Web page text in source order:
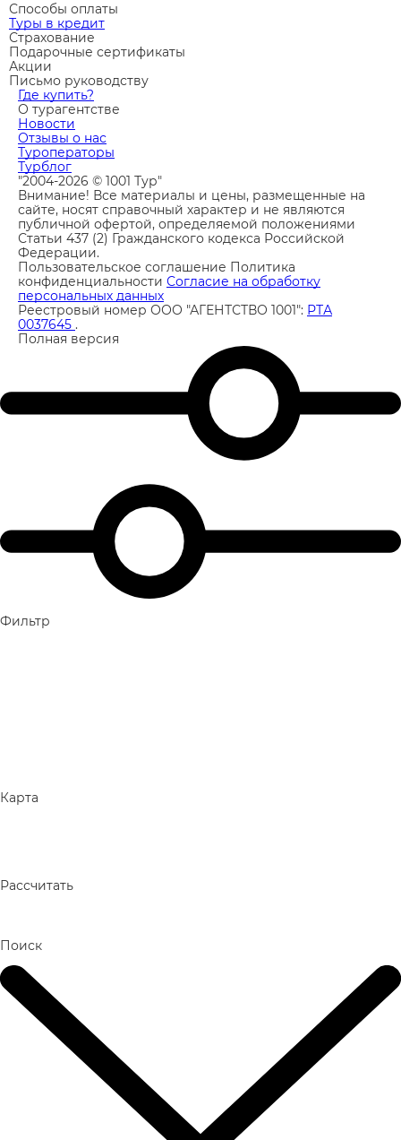
Способы оплаты
Туры в кредит
Страхование
Подарочные сертификаты
Акции
Письмо руководству
Где купить?
О турагентстве
Новости
Отзывы о нас
Туроператоры
Турблог
"2004-2026 © 1001 Тур"
Внимание! Все материалы и цены, размещенные на
сайте, носят справочный характер и не являются
публичной офертой, определяемой положениями
Статьи 437 (2) Гражданского кодекса Российской
Федерации.
Пользовательское соглашение Политика
конфиденциальности Согласие на обработку
персональных данных
Реестровый номер ООО "АГЕНТСТВО 1001": РТА
0037645 .
Полная версия
Фильтр
Карта
Рассчитать
Поиск